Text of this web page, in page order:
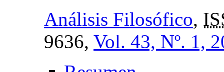
Análisis Filosófico,
9636, Vol. 43, Nº. 1,